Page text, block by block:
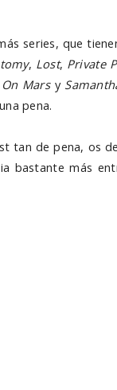
series, que
, Lost, Private
Marsy
pena.
tan de pena, os
bastante más